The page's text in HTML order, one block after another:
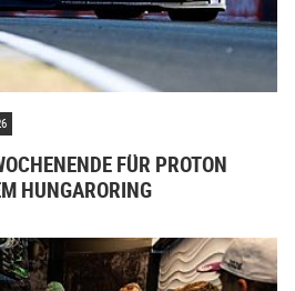
FÜR PROTON
HUNGARORING